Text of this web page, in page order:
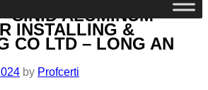
C.N.D ALUMINUM
INSTALLING &
CO LTD – LONG AN
by Profcerti